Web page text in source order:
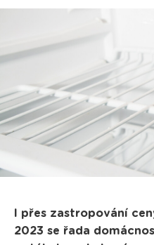
I přes zastropování
2023 se řada